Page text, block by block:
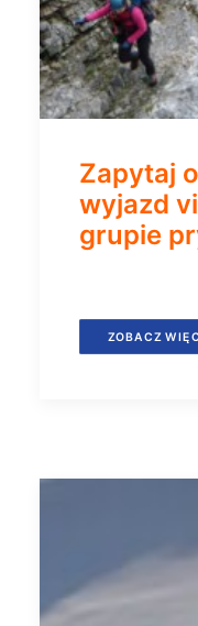
Zapytaj
wyjazd
grupie
ZOBACZ